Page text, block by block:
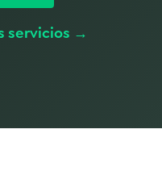
servicios →